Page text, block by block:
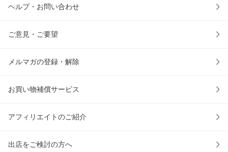
ヘルプ・お問い合わせ
ご意見・ご要望
メルマガの登録・解除
お買い物補償サービス
アフィリエイトのご紹介
出店をご検討の方へ